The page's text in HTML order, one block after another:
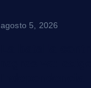
agosto 5, 2026